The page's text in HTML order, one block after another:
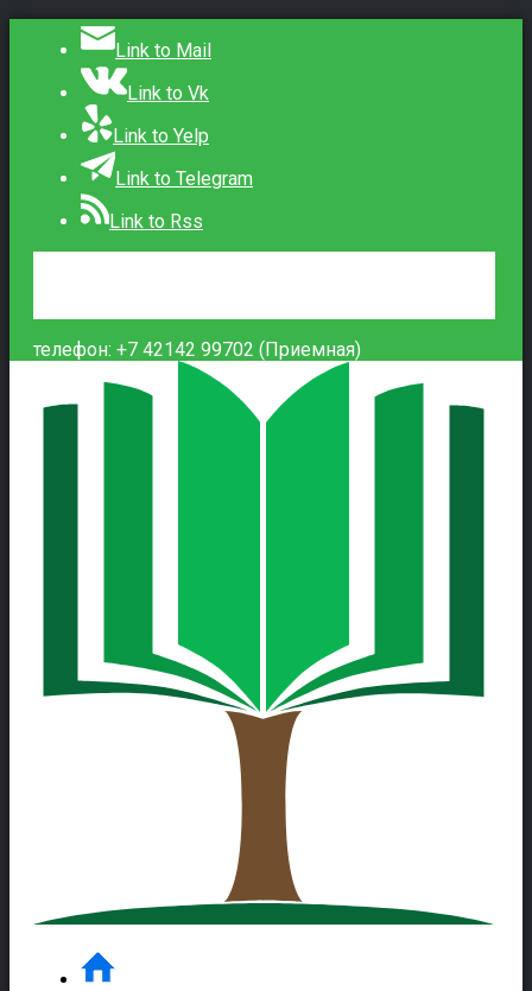
Link to Mail
Link to Vk
Link to Yelp
Link to Telegram
Link to Rss
телефон: +7 42142 99702 (Приемная)